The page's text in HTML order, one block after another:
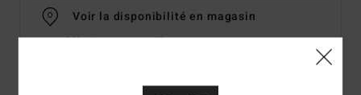
Voir la disponibilité en magasin
Sélectionnez une taille